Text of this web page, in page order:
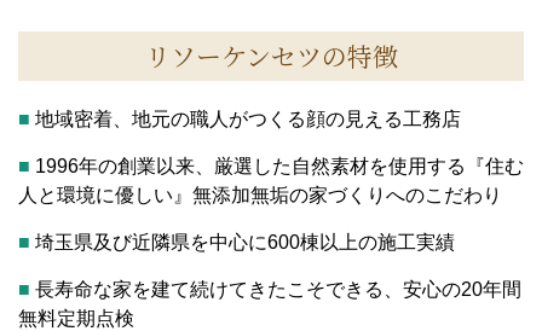
リソーケンセツの特徴
■ 地域密着、地元の職人がつくる顔の見える工務店
■ 1996年の創業以来、厳選した自然素材を使用する『住む
人と環境に優しい』無添加無垢の家づくりへのこだわり
■ 埼玉県及び近隣県を中心に600棟以上の施工実績
■ 長寿命な家を建て続けてきたこそできる、安心の20年間
無料定期点検